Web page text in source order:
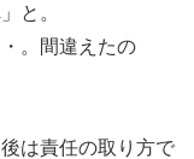
と。
。間違えたの
は責任の取り方で